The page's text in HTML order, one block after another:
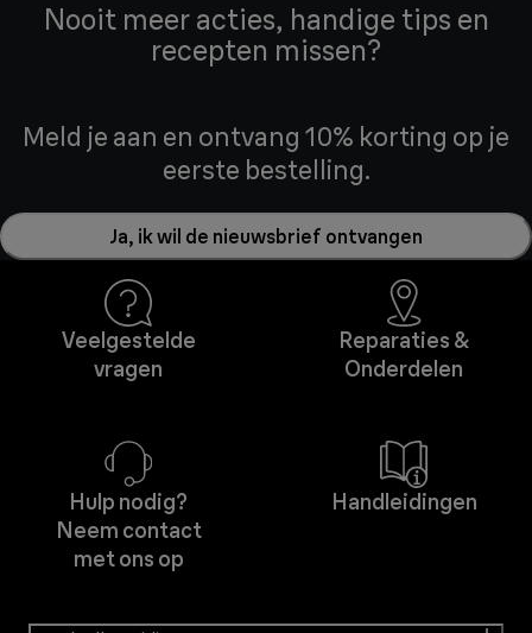
Nooit meer acties, handige tips en
recepten missen?
Meld je aan en ontvang 10% korting op je
eerste bestelling.
Ja, ik wil de nieuwsbrief ontvangen
Veelgestelde
vragen
Reparaties &
Onderdelen
Hulp nodig?
Neem contact
met ons op
Handleidingen